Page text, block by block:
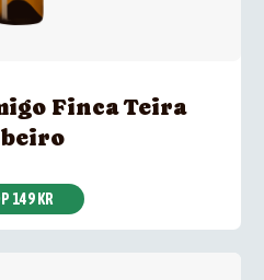
Finca Teira
149 KR